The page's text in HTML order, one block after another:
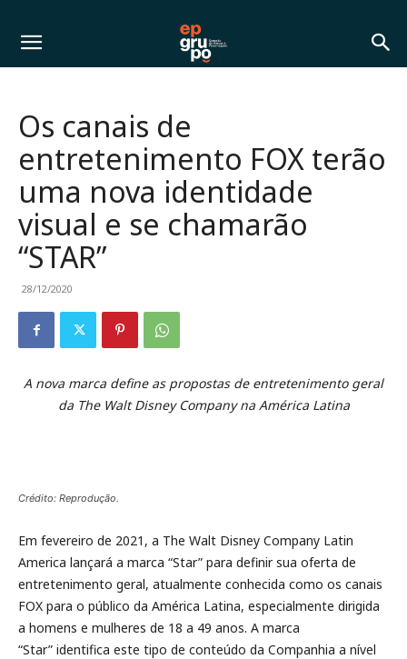
Os canais de
entretenimento FOX terão
uma nova identidade
visual e se chamarão
“STAR”
28/12/2020
A nova marca define as propostas de entretenimento geral
da The Walt Disney Company na América Latina
Crédito: Reprodução.
Em fevereiro de 2021, a The Walt Disney Company Latin
America lançará a marca “Star” para definir sua oferta de
entretenimento geral, atualmente conhecida como os canais
FOX para o público da América Latina, especialmente dirigida
a homens e mulheres de 18 a 49 anos. A marca
“Star” identifica este tipo de conteúdo da Companhia a nível